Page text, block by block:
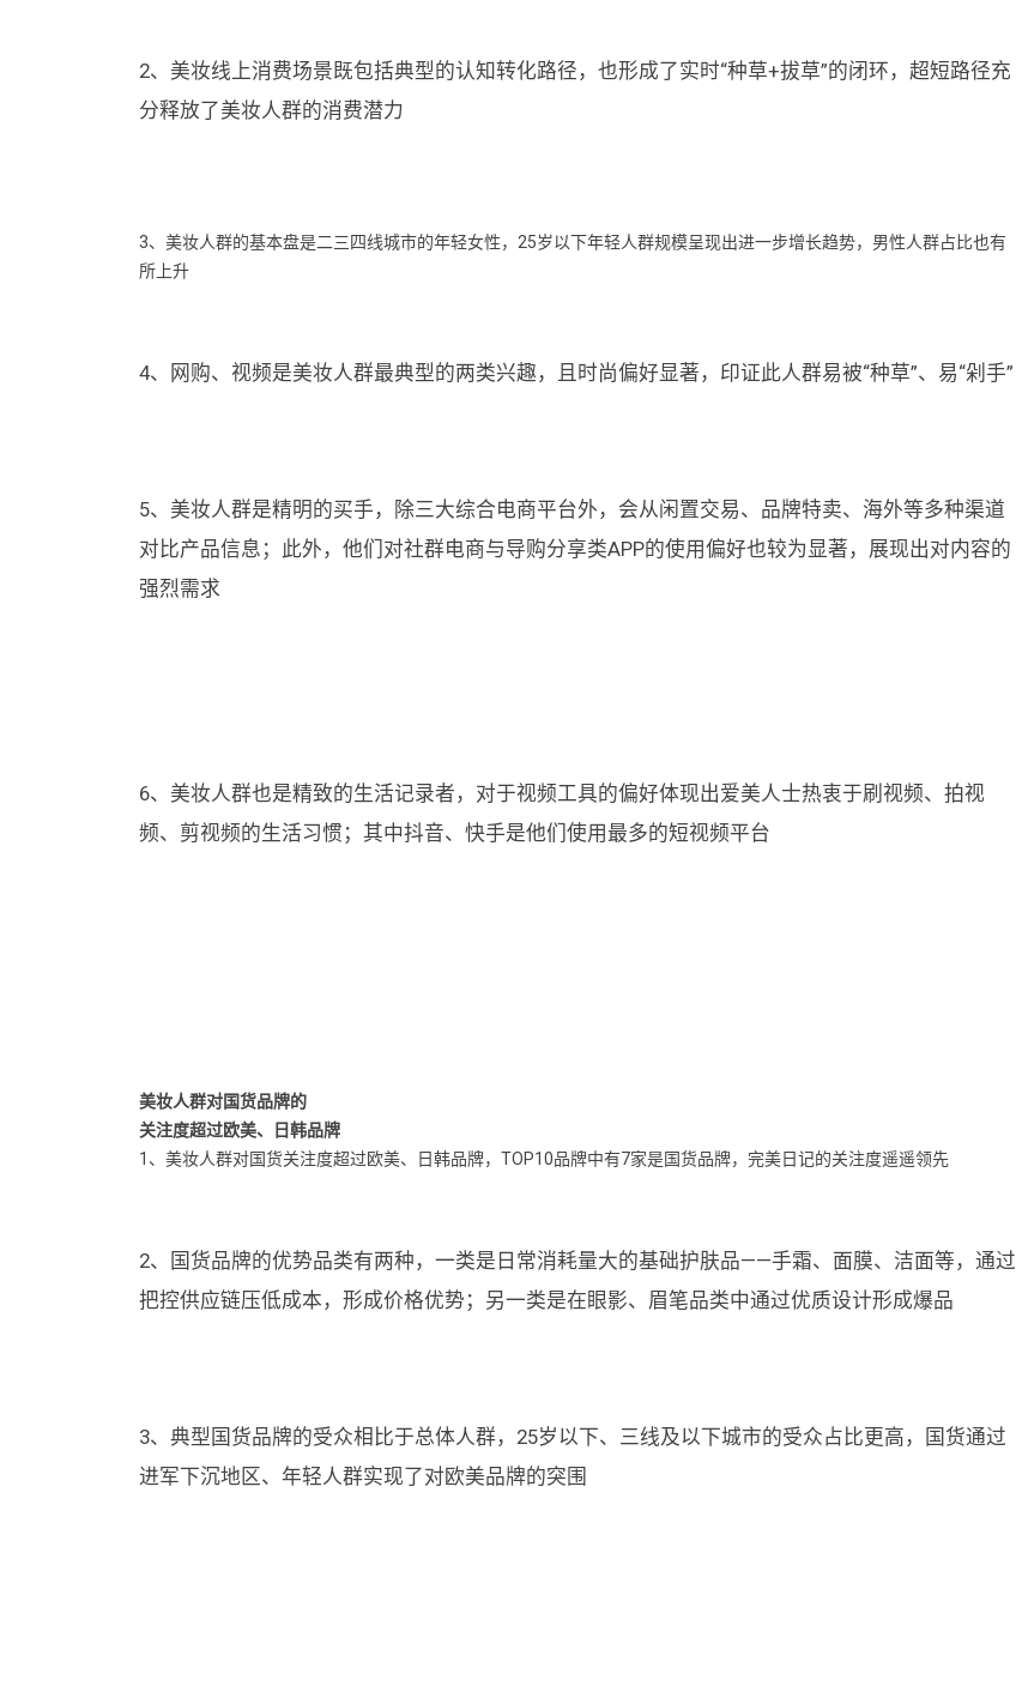
2、美妆线上消费场景既包括典型的认知转化路径，也形成了实时“种草+拔草”的闭环，超短路径充
分释放了美妆人群的消费潜力
3、美妆人群的基本盘是二三四线城市的年轻女性，25岁以下年轻人群规模呈现出进一步增长趋势，男性人群占比也有
所上升
4、网购、视频是美妆人群最典型的两类兴趣，且时尚偏好显著，印证此人群易被“种草”、易“剁手”
5、美妆人群是精明的买手，除三大综合电商平台外，会从闲置交易、品牌特卖、海外等多种渠道
对比产品信息；此外，他们对社群电商与导购分享类APP的使用偏好也较为显著，展现出对内容的
强烈需求
6、美妆人群也是精致的生活记录者，对于视频工具的偏好体现出爱美人士热衷于刷视频、拍视
频、剪视频的生活习惯；其中抖音、快手是他们使用最多的短视频平台
美妆人群对国货品牌的
关注度超过欧美、日韩品牌
1、美妆人群对国货关注度超过欧美、日韩品牌，TOP10品牌中有7家是国货品牌，完美日记的关注度遥遥领先
2、国货品牌的优势品类有两种，一类是日常消耗量大的基础护肤品——手霜、面膜、洁面等，通过
把控供应链压低成本，形成价格优势；另一类是在眼影、眉笔品类中通过优质设计形成爆品
3、典型国货品牌的受众相比于总体人群，25岁以下、三线及以下城市的受众占比更高，国货通过
进军下沉地区、年轻人群实现了对欧美品牌的突围